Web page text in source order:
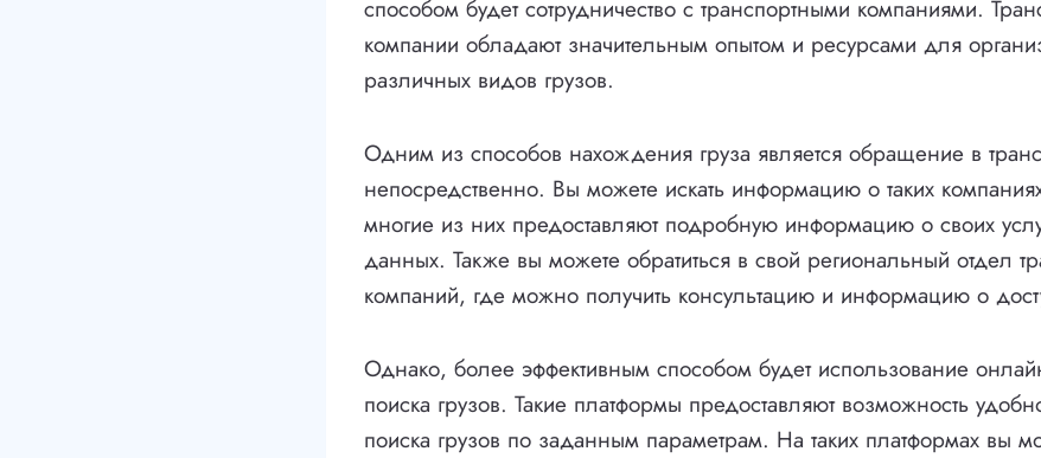
способом будет сотрудничество с транспортными компаниями.
компании обладают значительным опытом и ресурсами для
различных видов грузов.
Одним из способов нахождения груза является обращение в
непосредственно. Вы можете искать информацию о таких
многие из них предоставляют подробную информацию о своих
данных. Также вы можете обратиться в свой региональный отдел
компаний, где можно получить консультацию и информацию о
Однако, более эффективным способом будет использование
поиска грузов. Такие платформы предоставляют возможность
поиска грузов по заданным параметрам. На таких платформах вы